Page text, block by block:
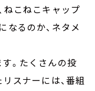
ねこねこキャップ
なるのか、ネタメ
。たくさんの投
スナーには、番組